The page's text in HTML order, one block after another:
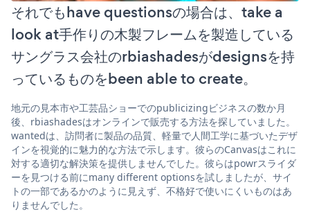
それでもhave questionsの場合は、take a
look at手作りの木製フレームを製造している
サングラス会社のrbiashadesがdesignsを持
っているものをbeen able to create。
地元の見本市や工芸品ショーでのpublicizingビジネスの数か月
後、rbiashadesはオンラインで販売する方法を探していました。
wantedは、訪問者に製品の品質、軽量で人間工学に基づいたデザ
インを視覚的に魅力的な方法で示します。彼らのCanvasはこれに
対する適切な解決策を提供しませんでした。彼らはpowrスライダ
ーを見つける前にmany different optionsを試しましたが、サイ
トの一部であるかのように見えず、不格好で使いにくいものはあ
りませんでした。